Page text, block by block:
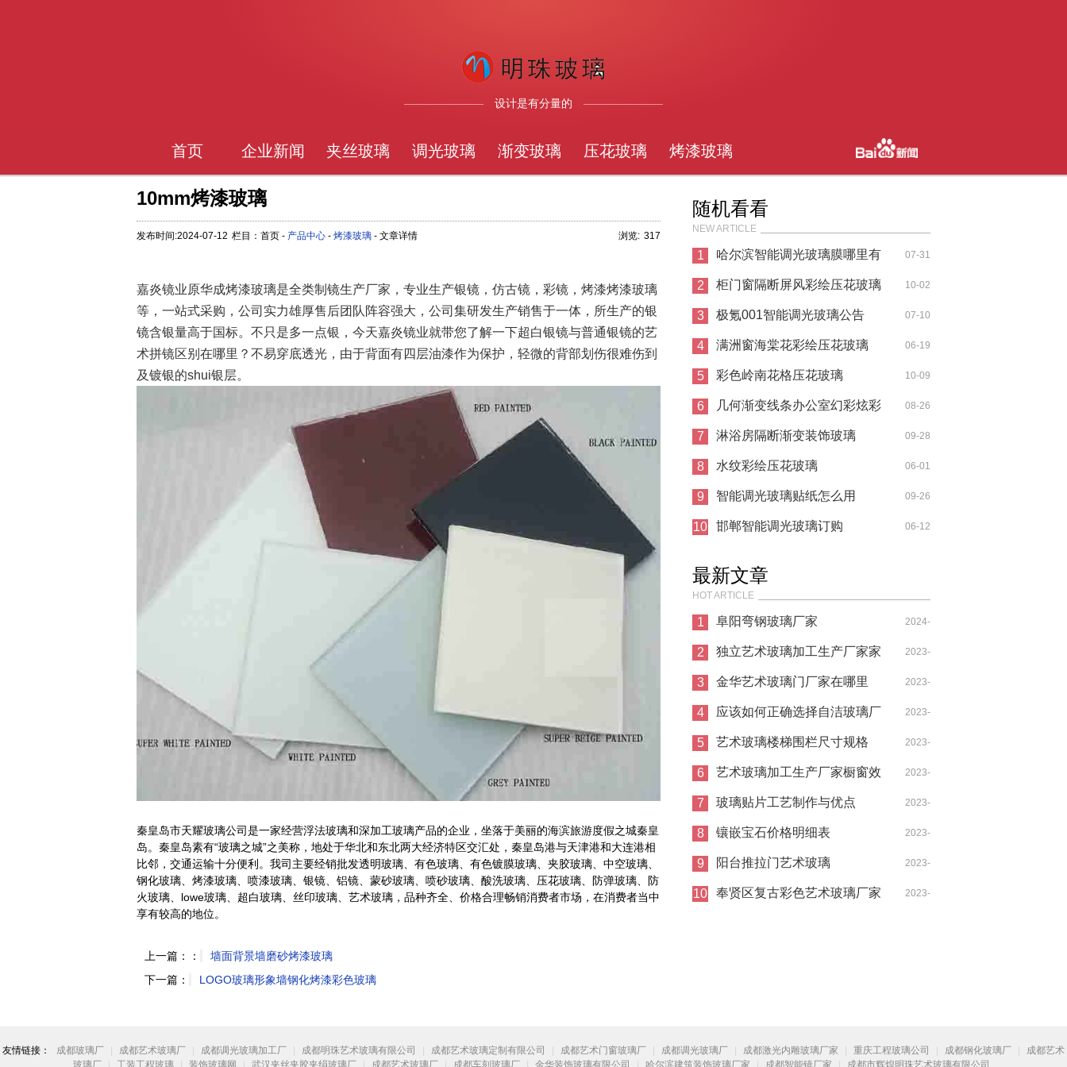
设计是有分量的
首页 企业新闻 夹丝玻璃 调光玻璃 渐变玻璃 压花玻璃 烤漆玻璃
10mm烤漆玻璃
发布时间:2024-07-12 栏目：首页 - 产品中心 - 烤漆玻璃 - 文章详情 浏览: 317
嘉炎镜业原华成烤漆玻璃是全类制镜生产厂家，专业生产银镜，仿古镜，彩镜，烤漆烤漆玻璃
等，一站式采购，公司实力雄厚售后团队阵容强大，公司集研发生产销售于一体，所生产的银
镜含银量高于国标。不只是多一点银，今天嘉炎镜业就带您了解一下超白银镜与普通银镜的艺
术拼镜区别在哪里？不易穿底透光，由于背面有四层油漆作为保护，轻微的背部划伤很难伤到
及镀银的shui银层。
秦皇岛市天耀玻璃公司是一家经营浮法玻璃和深加工玻璃产品的企业，坐落于美丽的海滨旅游度假之城秦皇
岛。秦皇岛素有“玻璃之城”之美称，地处于华北和东北两大经济特区交汇处，秦皇岛港与天津港和大连港相
比邻，交通运输十分便利。我司主要经销批发透明玻璃、有色玻璃、有色镀膜玻璃、夹胶玻璃、中空玻璃、
钢化玻璃、烤漆玻璃、喷漆玻璃、银镜、铝镜、蒙砂玻璃、喷砂玻璃、酸洗玻璃、压花玻璃、防弹玻璃、防
火玻璃、lowe玻璃、超白玻璃、丝印玻璃、艺术玻璃，品种齐全、价格合理畅销消费者市场，在消费者当中
享有较高的地位。
上一篇：：
墙面背景墙磨砂烤漆玻璃
下一篇：
LOGO玻璃形象墙钢化烤漆彩色玻璃
随机看看
NEW ARTICLE
1 哈尔滨智能调光玻璃膜哪里有
卖
07-31
2 柜门窗隔断屏风彩绘压花玻璃 10-02
3 极氪001智能调光玻璃公告 07-10
4 满洲窗海棠花彩绘压花玻璃 06-19
5 彩色岭南花格压花玻璃 10-09
6 几何渐变线条办公室幻彩炫彩
渐变玻璃
08-26
7 淋浴房隔断渐变装饰玻璃 09-28
8 水纹彩绘压花玻璃 06-01
9 智能调光玻璃贴纸怎么用 09-26
10 邯郸智能调光玻璃订购 06-12
最新文章
HOT ARTICLE
1 阜阳弯钢玻璃厂家 2024-
02-22
2 独立艺术玻璃加工生产厂家家 2023-
07-28
3 金华艺术玻璃门厂家在哪里 2023-
05-23
4 应该如何正确选择自洁玻璃厂
家
2023-
06-13
5 艺术玻璃楼梯围栏尺寸规格 2023-
08-01
6 艺术玻璃加工生产厂家橱窗效
果图尺寸
2023-
07-03
7 玻璃贴片工艺制作与优点 2023-
08-27
8 镶嵌宝石价格明细表 2023-
09-01
9 阳台推拉门艺术玻璃 2023-
09-01
10 奉贤区复古彩色艺术玻璃厂家 2023-
友情链接： 成都玻璃厂 | 成都艺术玻璃厂 | 成都调光玻璃加工厂 | 成都明珠艺术玻璃有限公司 | 成都艺术玻璃定制有限公司 | 成都艺术门窗玻璃厂 | 成都调光玻璃厂 | 成都激光内雕玻璃厂家 | 重庆工程玻璃公司 | 成都钢化玻璃厂 |
成都艺术
玻璃厂
| 工装工程玻璃 | 装饰玻璃网 | 武汉夹丝夹胶夹绢玻璃厂 | 成都艺术玻璃厂 | 成都车刻玻璃厂 | 金华装饰玻璃有限公司 | 哈尔滨建筑装饰玻璃厂家 | 成都智能镜厂家 | 成都市辉煌明珠艺术玻璃有限公司